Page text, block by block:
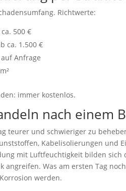
Richtwerte:
500 €
ca. 1.500 €
auf Anfrage
immer kostenlos.
nach einem
teurer und schwieriger zu
Kabelisolierungen und
mit Luftfeuchtigkeit bilden sich
angreifen. Was am ersten Tag
werden.